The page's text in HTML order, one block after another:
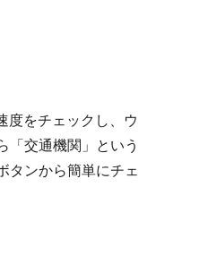
度をチェックし、ウ
「交通機関」という
タンから簡単にチェ